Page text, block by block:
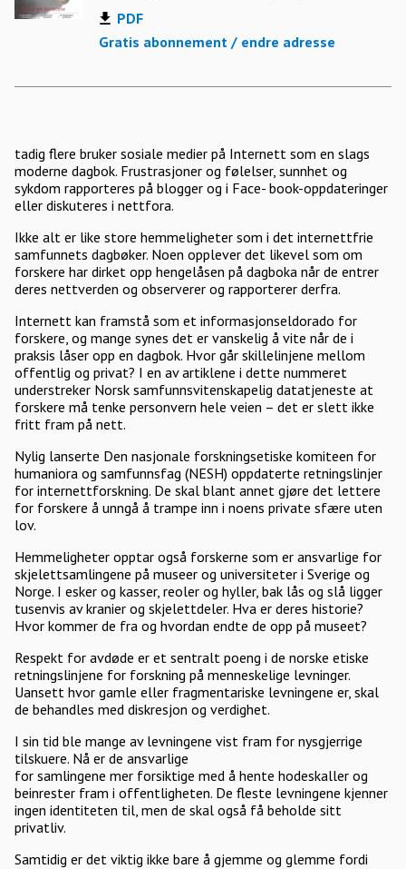
PDF
Gratis abonnement / endre adresse
tadig flere bruker sosiale medier på Internett som en slags
moderne dagbok. Frustrasjoner og følelser, sunnhet og
sykdom rapporteres på blogger og i Face- book-oppdateringer
eller diskuteres i nettfora.
Ikke alt er like store hemmeligheter som i det internettfrie
samfunnets dagbøker. Noen opplever det likevel som om
forskere har dirket opp hengelåsen på dagboka når de entrer
deres nettverden og observerer og rapporterer derfra.
Internett kan framstå som et informasjons­eldorado for
forskere, og mange synes det er vanskelig å vite når de i
praksis låser opp en dagbok. Hvor går skillelinjene mellom
offentlig og privat? I en av artiklene i dette nummeret
understreker Norsk samfunnsvitenskapelig datatjeneste at
forskere må tenke personvern hele veien – det er slett ikke
fritt fram på nett.
Nylig lanserte Den nasjonale forsknings­etiske komiteen for
humaniora og samfunnsfag (NESH) oppdaterte retningslinjer
for internettforskning. De skal blant annet gjøre det lettere
for forskere å unngå å trampe inn i noens private sfære uten
lov.
Hemmeligheter opptar også forskerne som er ansvarlige for
skjelettsamlingene på museer og universiteter i Sverige og
Norge. I esker og kasser, reoler og hyller, bak lås og slå ligger
tusenvis av kranier og skjelettdeler. Hva er deres historie?
Hvor kommer de fra og hvordan endte de opp på museet?
Respekt for avdøde er et sentralt poeng i de norske etiske
retningslinjene for forskning på menneskelige levninger.
Uansett hvor gamle eller fragmentariske levningene er, skal
de behandles med diskresjon og verdighet.
I sin tid ble mange av levningene vist fram for nysgjerrige
tilskuere. Nå er de ansvarlige
for samlingene mer forsiktige med å hente hodeskaller og
beinrester fram i offentligheten. De fleste levningene kjenner
ingen identiteten til, men de skal også få beholde sitt
privatliv.
Samtidig er det viktig ikke bare å gjemme og glemme fordi